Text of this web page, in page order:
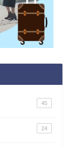
45
24